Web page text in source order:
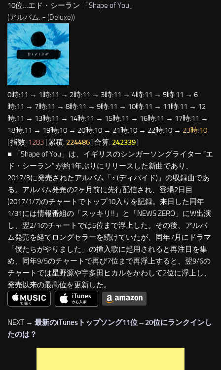
10位…エド・シーラン 「Shape of You 」
(アルバム: ÷ (Deluxe))
0時:11 → 1時:11 → 2時:11 → 3時:11 → 4時:11 → 5時:11 → 6
時:11 → 7時:11 → 8時:11 → 9時:11 → 10時:11 → 11時:11 → 12
時:11 → 13時:11 → 14時:11 → 15時:11 → 16時:11 → 17時:11 →
18時:11 → 19時:10 → 20時:10 → 21時:10 → 22時:10 → 23時:10
| 指数: 1283 | 累積: 224486 | 合算: 242339 |
■ 「Shape of You」は、イギリスのシンガーソングライター “エ
ド・シーラン” が約1年ぶりにリリースした新曲であり、
2017/3に発売されたアルバム「÷ (ディバイド)」の収録曲であ
る。アルバム発売の2ヶ月前に先行配信され、登場2日目
(2017/1/7)のチャートでトップ10入りを記録。来日した同年
1/31には情報番組の「スッキリ!!」と「NEWS ZERO」にW出演
し、翌2/1のチャートでは5位まで浮上した。その後、アルバ
ム発売を経てロングセラーを続けていたが、同年7月にドラマ
「僕たちがやりました」の挿入歌に起用されると再注目を集
め、同年9/5のチャートで再び7位まで再浮上すると、翌9/6の
チャートでは星野源や宇多田ヒカルをかわして2位に浮上し、
発売以来の最高位を更新した。
NEXT → 最新のiTunesトップソング11位→20位にランクインし
たのは？